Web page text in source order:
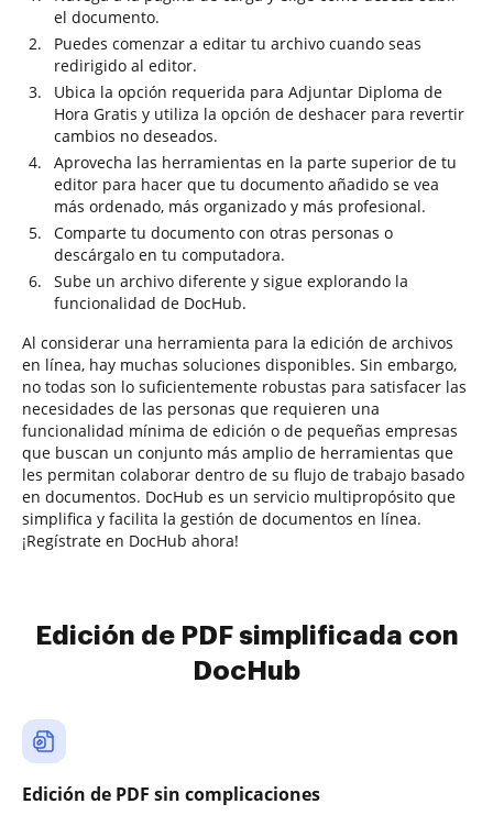
el documento.
Puedes comenzar a editar tu archivo cuando seas
redirigido al editor.
Ubica la opción requerida para Adjuntar Diploma de
Hora Gratis y utiliza la opción de deshacer para revertir
cambios no deseados.
Aprovecha las herramientas en la parte superior de tu
editor para hacer que tu documento añadido se vea
más ordenado, más organizado y más profesional.
Comparte tu documento con otras personas o
descárgalo en tu computadora.
Sube un archivo diferente y sigue explorando la
funcionalidad de DocHub.
Al considerar una herramienta para la edición de archivos
en línea, hay muchas soluciones disponibles. Sin embargo,
no todas son lo suficientemente robustas para satisfacer las
necesidades de las personas que requieren una
funcionalidad mínima de edición o de pequeñas empresas
que buscan un conjunto más amplio de herramientas que
les permitan colaborar dentro de su flujo de trabajo basado
en documentos. DocHub es un servicio multipropósito que
simplifica y facilita la gestión de documentos en línea.
¡Regístrate en DocHub ahora!
Edición de PDF simplificada con
DocHub
Edición de PDF sin complicaciones